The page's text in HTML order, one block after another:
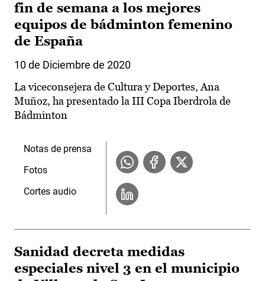
fin de semana a los mejores
equipos de bádminton femenino
de España
10 de Diciembre de 2020
La viceconsejera de Cultura y Deportes, Ana
Muñoz, ha presentado la III Copa Iberdrola de
Bádminton
Notas de prensa
Fotos
Cortes audio
Sanidad decreta medidas
especiales nivel 3 en el municipio